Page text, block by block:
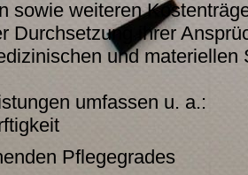
sowie weiteren
Durchsetzung ihrer
und materiellen
umfassen u. a.:
Pflegegrades